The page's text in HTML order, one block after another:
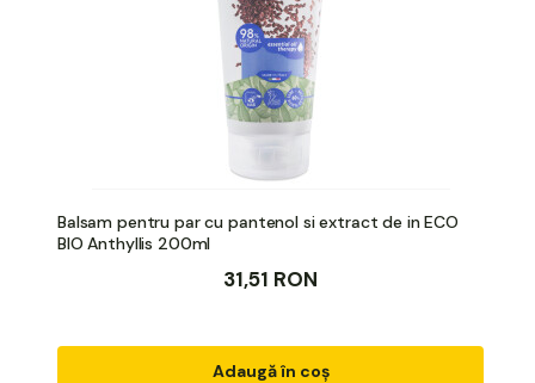
Balsam pentru par cu pantenol si extract de in ECO
BIO Anthyllis 200ml
31,51 RON
Adaugă în coș